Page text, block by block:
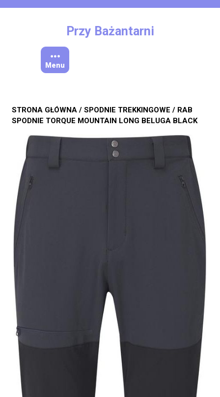
Przy Bażantarni
Menu
STRONA GŁÓWNA / SPODNIE TREKKINGOWE / RAB
SPODNIE TORQUE MOUNTAIN LONG BELUGA BLACK